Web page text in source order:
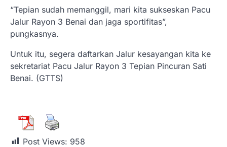
“Tepian sudah memanggil, mari kita sukseskan Pacu
Jalur Rayon 3 Benai dan jaga sportifitas”,
pungkasnya.
Untuk itu, segera daftarkan Jalur kesayangan kita ke
sekretariat Pacu Jalur Rayon 3 Tepian Pincuran Sati
Benai. (GTTS)
Post Views: 958